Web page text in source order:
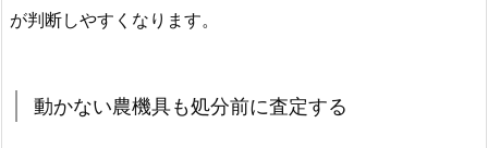
が判断しやすくなります。
動かない農機具も処分前に査定する